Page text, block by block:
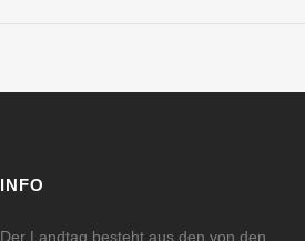
INFO
Der Landtag besteht aus den von den